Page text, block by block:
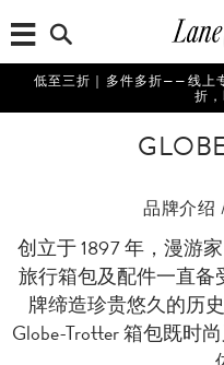
低至三折｜多件多折——线上
折
品牌介绍
创立于 1897 年，漫游
旅行箱包及配件一直
牌缔造珍贵悠久的历
Globe-Trotter 箱包既时